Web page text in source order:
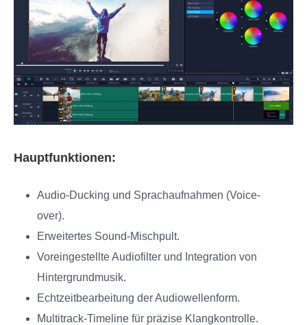
Hauptfunktionen:
Audio-Ducking und Sprachaufnahmen (Voice-
over).
Erweitertes Sound-Mischpult.
Voreingestellte Audiofilter und Integration von
Hintergrundmusik.
Echtzeitbearbeitung der Audiowellenform.
Multitrack-Timeline für präzise Klangkontrolle.